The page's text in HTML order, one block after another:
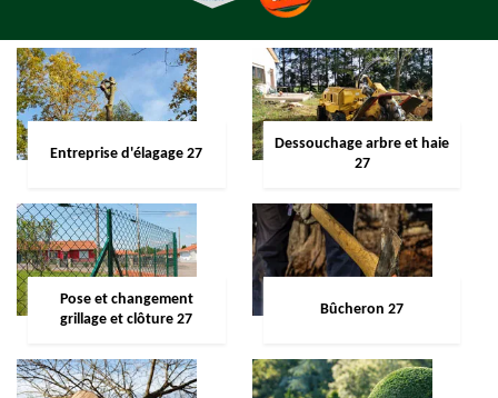
Entreprise d'élagage 27
Dessouchage arbre et haie
27
Pose et changement
grillage et clôture 27
Bûcheron 27